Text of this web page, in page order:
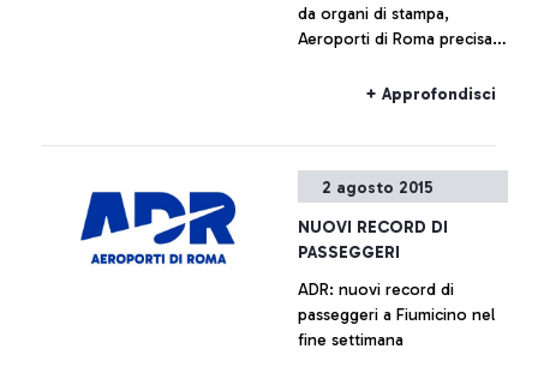
da organi di stampa,
Aeroporti di Roma precisa
di alcun piano immobiliare
all’interno del sedime
+ Approfondisci
2 agosto 2015
NUOVI RECORD DI
PASSEGGERI
ADR: nuovi record di
passeggeri a Fiumicino nel
fine settimana